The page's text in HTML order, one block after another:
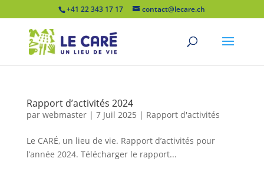
+41 22 343 17 17 contact@lecare.ch
Rapport d’activités 2024
par webmaster| 7 Juil 2025 | Rapport d'activités
Le CARÉ, un lieu de vie. Rapport d’activités pour
l’année 2024. Télécharger le rapport...